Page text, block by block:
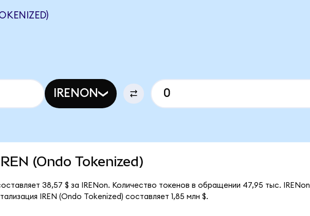
IRENON
IREN (Ondo Tokenized)
38,57 $ за IRENon. Количество токенов в обращении 47,95 тыс. IRENon
IREN (Ondo Tokenized) составляет 1,85 млн $.